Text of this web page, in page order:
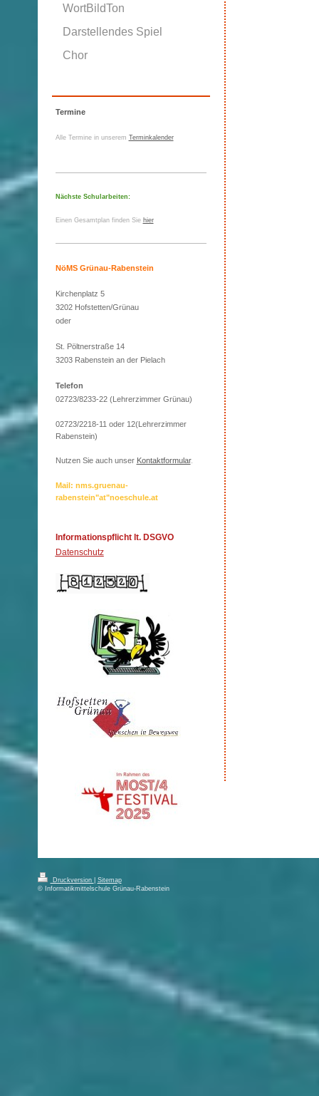
WortBildTon
Darstellendes Spiel
Chor
Termine
Alle Termine in unserem Terminkalender
Nächste Schularbeiten:
Einen Gesamtplan finden Sie hier
NöMS Grünau-Rabenstein
Kirchenplatz 5
3202 Hofstetten/Grünau
oder
St. Pöltnerstraße 14
3203 Rabenstein an der Pielach
Telefon
02723/8233-22 (Lehrerzimmer Grünau)
02723/2218-11 oder 12(Lehrerzimmer
Rabenstein)
Nutzen Sie auch unser Kontaktformular.
Mail: nms.gruenau-
rabenstein"at"noeschule.at
Informationspflicht lt. DSGVO
Datenschutz
Druckversion
Sitemap
© Informatikmittelschule Grünau-Rabenstein